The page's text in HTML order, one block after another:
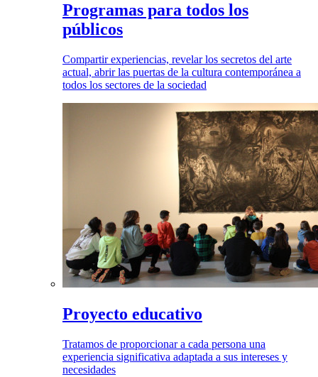
Programas para todos los
públicos
Compartir experiencias, revelar los secretos del arte
actual, abrir las puertas de la cultura contemporánea a
todos los sectores de la sociedad
Proyecto educativo
Tratamos de proporcionar a cada persona una
experiencia significativa adaptada a sus intereses y
necesidades